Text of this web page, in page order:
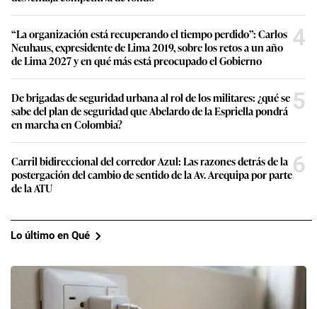
“La organización está recuperando el tiempo perdido”: Carlos
Neuhaus, expresidente de Lima 2019, sobre los retos a un año
de Lima 2027 y en qué más está preocupado el Gobierno
4
De brigadas de seguridad urbana al rol de los militares: ¿qué se
sabe del plan de seguridad que Abelardo de la Espriella pondrá
en marcha en Colombia?
5
Carril bidireccional del corredor Azul: Las razones detrás de la
postergación del cambio de sentido de la Av. Arequipa por parte
de la ATU
6
Lo último en Qué